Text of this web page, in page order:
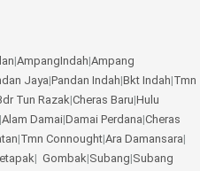
|AmpangIndah|Ampang
Jaya|Pandan Indah|Bkt Indah|Tmn
Tun Razak|Cheras Baru|Hulu
|Alam Damai|Damai Perdana|Cheras
|Tmn Connought|Ara Damansara|
| Gombak|Subang|Subang